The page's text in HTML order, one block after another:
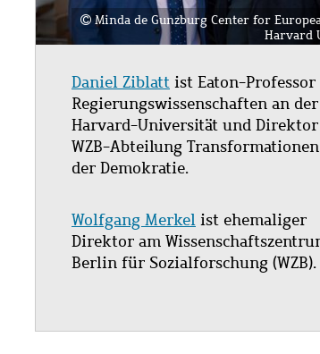
Minda de Gunzburg Center for
Harvard
Daniel Ziblatt ist Eaton-
Regierungswissenschaften an der
Harvard-Universität und
WZB-Abteilung Transformationen
der Demokratie.
Wolfgang Merkel ist ehemaliger
Direktor am
Berlin für Sozialforschung (WZB).